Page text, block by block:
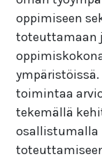
oppimiseen
toteuttamaan
toimintaa
tekemällä
osallistumalla